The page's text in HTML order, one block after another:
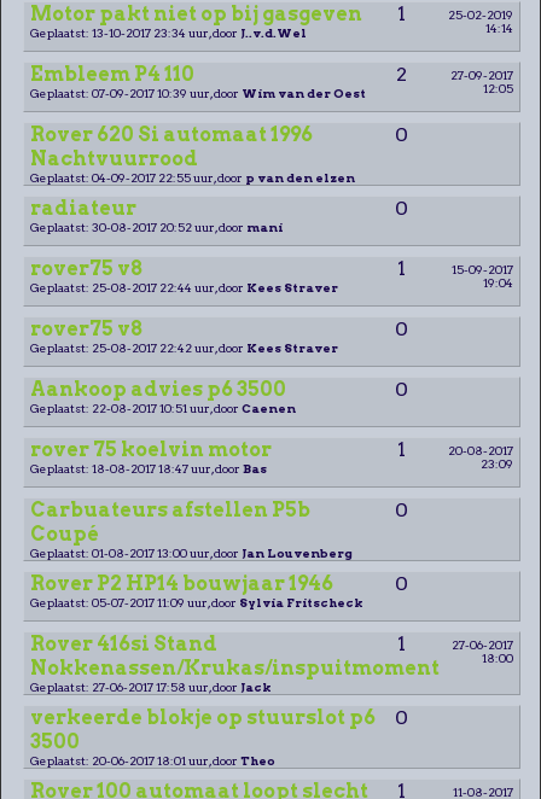
Motor pakt niet op bij gasgeven 1
25-02-2019
14:14
Geplaatst: 13-10-2017 23:34 uur, door J..v.d.Wel
Embleem P4 110 2
27-09-2017
12:05
Geplaatst: 07-09-2017 10:39 uur, door Wim van der Oest
Rover 620 Si automaat 1996
Nachtvuurrood
0
Geplaatst: 04-09-2017 22:55 uur, door p van den elzen
radiateur 0
Geplaatst: 30-08-2017 20:52 uur, door mani
rover75 v8 1
15-09-2017
19:04
Geplaatst: 25-08-2017 22:44 uur, door Kees Straver
rover75 v8 0
Geplaatst: 25-08-2017 22:42 uur, door Kees Straver
Aankoop advies p6 3500 0
Geplaatst: 22-08-2017 10:51 uur, door Caenen
rover 75 koelvin motor 1
20-08-2017
23:09
Geplaatst: 18-08-2017 18:47 uur, door Bas
Carbuateurs afstellen P5b
Coupé
0
Geplaatst: 01-08-2017 13:00 uur, door Jan Louvenberg
Rover P2 HP14 bouwjaar 1946 0
Geplaatst: 05-07-2017 11:09 uur, door Sylvia Fritscheck
Rover 416si Stand
Nokkenassen/Krukas/inspuitmoment
1
27-06-2017
18:00
Geplaatst: 27-06-2017 17:58 uur, door Jack
verkeerde blokje op stuurslot p6
3500
0
Geplaatst: 20-06-2017 18:01 uur, door Theo
Rover 100 automaat loopt slecht
1
11-08-2017